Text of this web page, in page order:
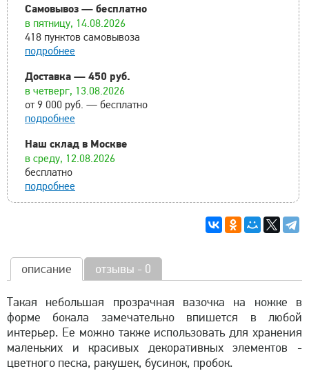
Самовывоз — бесплатно
в пятницу, 14.08.2026
418 пунктов самовывоза
подробнее
Доставка — 450 руб.
в четверг, 13.08.2026
от 9 000 руб. — бесплатно
подробнее
Наш склад в Москве
в среду, 12.08.2026
бесплатно
подробнее
описание отзывы - 0
Такая небольшая прозрачная вазочка на ножке в
форме бокала замечательно впишется в любой
интерьер. Ее можно также использовать для хранения
маленьких и красивых декоративных элементов -
цветного песка, ракушек, бусинок, пробок.